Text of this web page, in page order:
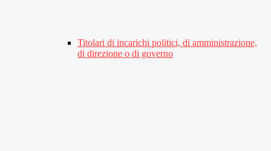
Titolari di incarichi politici, di amministrazione,
di direzione o di governo